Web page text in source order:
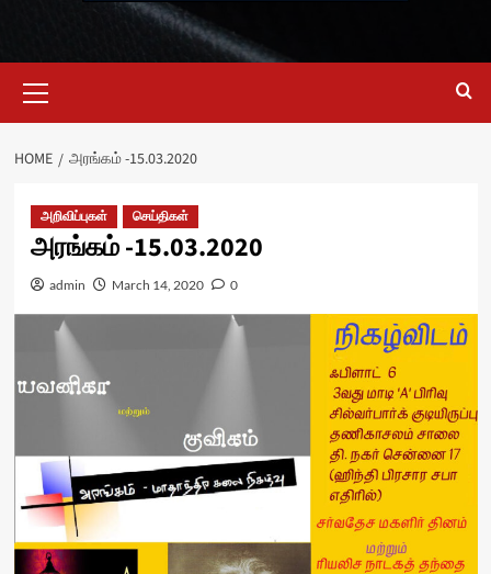
Menu
HOME அரங்கம் -15.03.2020
அறிவிப்புகள் செய்திகள்
அரங்கம் -15.03.2020
admin March 14, 2020 0